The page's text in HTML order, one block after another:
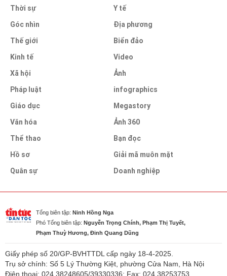
Thời sự
Góc nhìn
Thế giới
Kinh tế
Xã hội
Pháp luật
Giáo dục
Văn hóa
Thể thao
Hồ sơ
Quân sự
Y tế
Địa phương
Biển đảo
Video
Ảnh
infographics
Megastory
Ảnh 360
Bạn đọc
Giải mã muôn mặt
Doanh nghiệp
Tổng biên tập: Ninh Hồng Nga
Phó Tổng biên tập: Nguyễn Trọng Chính, Phạm Thị Tuyết,
Phạm Thuỳ Hương, Đinh Quang Dũng
Giấy phép số 20/GP-BVHTTDL cấp ngày 18-4-2025.
Trụ sở chính: Số 5 Lý Thường Kiệt, phường Cửa Nam, Hà Nội
Điện thoại: 024.38248605/39330336; Fax: 024.38253753